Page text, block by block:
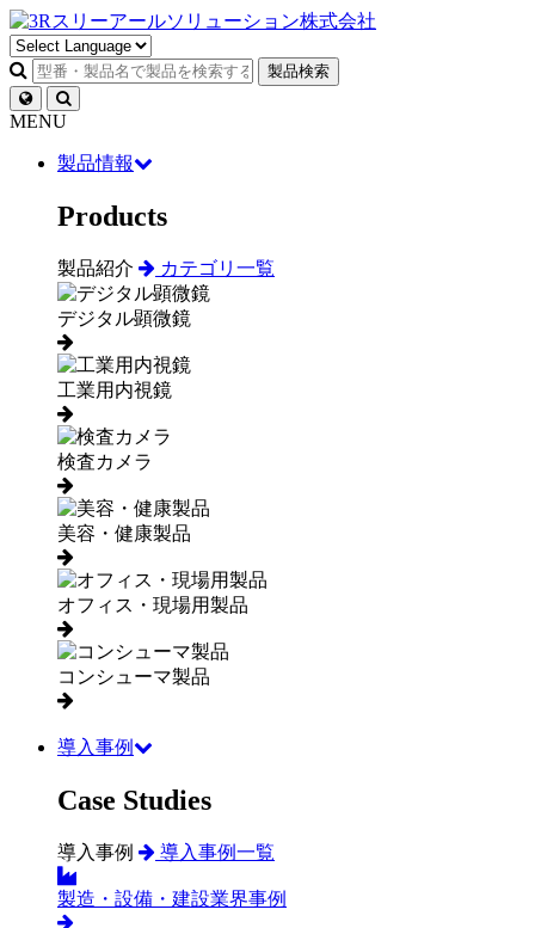
製品検索
MENU
製品情報
Products
製品紹介 カテゴリ一覧
デジタル顕微鏡
工業用内視鏡
検査カメラ
美容・健康製品
オフィス・現場用製品
コンシューマ製品
導入事例
Case Studies
導入事例 導入事例一覧
製造・設備・建設業界事例